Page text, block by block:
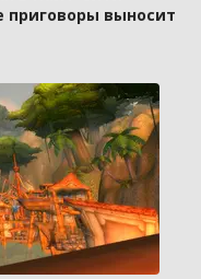
приговоры выносит